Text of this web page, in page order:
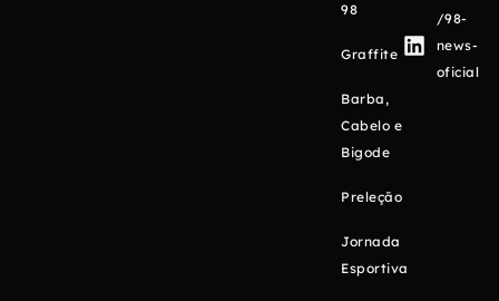
98
Graffite
Barba,
Cabelo e
Bigode
Preleção
Jornada
Esportiva
/98-
news-
oficial